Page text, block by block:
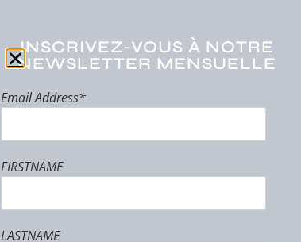
INSCRIVEZ-VOUS À NOTRE
NEWSLETTER MENSUELLE
Email Address*
FIRSTNAME
LASTNAME